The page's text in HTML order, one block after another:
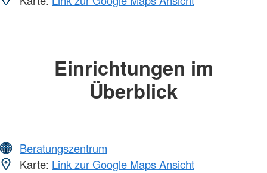
Einrichtungen im
Überblick
Beratungszentrum
Karte: Link zur Google Maps Ansicht